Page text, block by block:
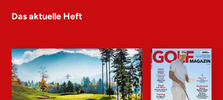
Das aktuelle Heft